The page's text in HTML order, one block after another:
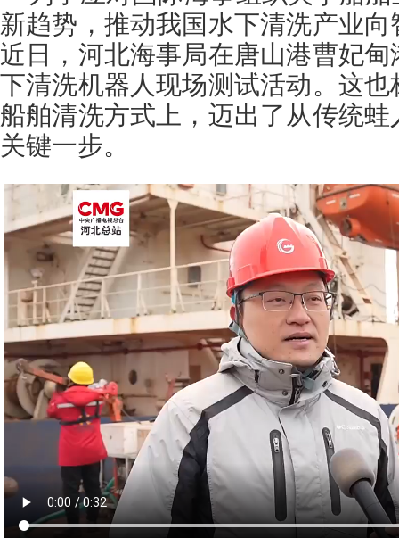
新趋势，推动我国水下清洗产业
近日，河北海事局在唐山港曹妃
下清洗机器人现场测试活动。这
船舶清洗方式上，迈出了从传统
关键一步。